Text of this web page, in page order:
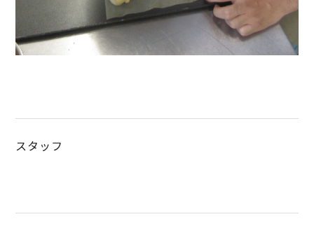
スタッフ